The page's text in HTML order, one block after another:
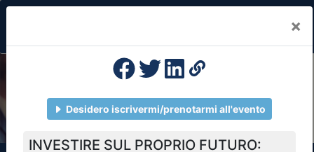
×
Previous